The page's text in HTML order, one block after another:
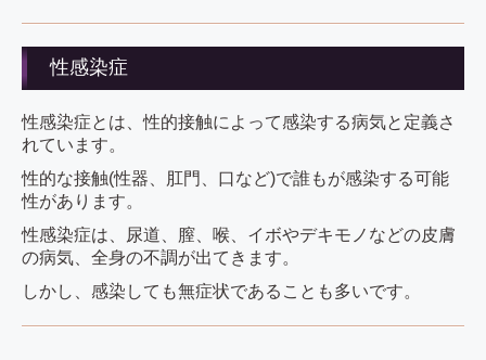
性感染症
性感染症とは、性的接触によって感染する病気と定義さ
れています。
性的な接触(性器、肛門、口など)で誰もが感染する可能
性があります。
性感染症は、尿道、膣、喉、イボやデキモノなどの皮膚
の病気、全身の不調が出てきます。
しかし、感染しても無症状であることも多いです。